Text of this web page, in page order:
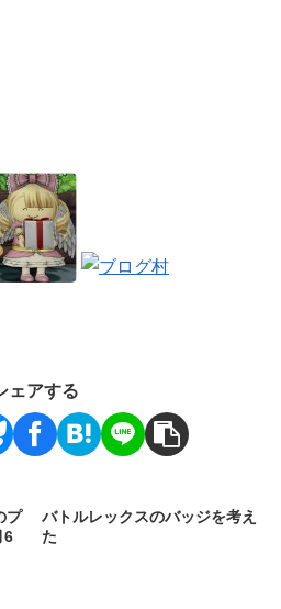
ェアする
プ
6
バトルレックスのバッジを考え
た